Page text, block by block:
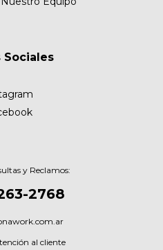
Sociales
y Reclamos:
2768
al cliente